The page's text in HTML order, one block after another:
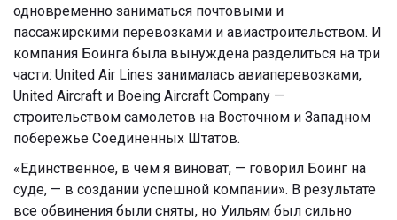
одновременно заниматься почтовыми и
пассажирскими перевозками и авиастроительством. И
компания Боинга была вынуждена разделиться на три
части: United Air Lines занималась авиаперевозками,
United Aircraft и Boeing Aircraft Company —
строительством самолетов на Восточном и Западном
побережье Соединенных Штатов.
«Единственное, в чем я виноват, — говорил Боинг на
суде, — в создании успешной компании». В результате
все обвинения были сняты, но Уильям был сильно